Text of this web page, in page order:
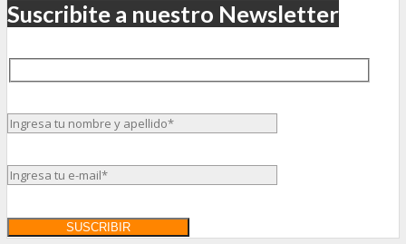
Suscribite a nuestro Newsletter